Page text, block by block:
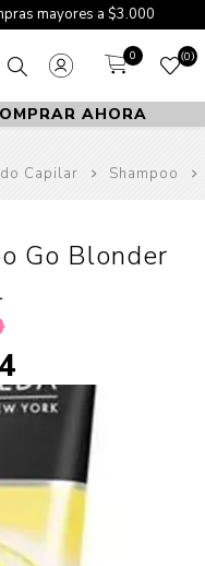
mayores a $3.000
0 0
AHORA
Capilar Shampoo
Go Blonder